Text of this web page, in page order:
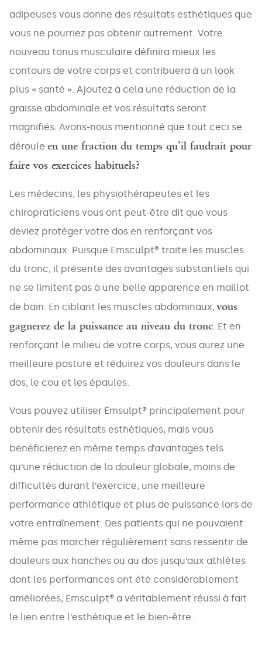
adipeuses vous donne des résultats esthétiques que
vous ne pourriez pas obtenir autrement. Votre
nouveau tonus musculaire définira mieux les
contours de votre corps et contribuera à un look
plus « santé ». Ajoutez à cela une réduction de la
graisse abdominale et vos résultats seront
magnifiés. Avons-nous mentionné que tout ceci se
déroule en une fraction du temps qu’il faudrait pour
faire vos exercices habituels?
Les médecins, les physiothérapeutes et les
chiropraticiens vous ont peut-être dit que vous
deviez protéger votre dos en renforçant vos
abdominaux. Puisque Emsculpt® traite les muscles
du tronc, il présente des avantages substantiels qui
ne se limitent pas à une belle apparence en maillot
de bain. En ciblant les muscles abdominaux,vous
gagnerez de la puissance au niveau du tronc. Et en
renforçant le milieu de votre corps, vous aurez une
meilleure posture et réduirez vos douleurs dans le
dos, le cou et les épaules.
Vous pouvez utiliser Emsulpt® principalement pour
obtenir des résultats esthétiques, mais vous
bénéficierez en même temps d’avantages tels
qu’une réduction de la douleur globale, moins de
difficultés durant l’exercice, une meilleure
performance athlétique et plus de puissance lors de
votre entraînement. Des patients qui ne pouvaient
même pas marcher régulièrement sans ressentir de
douleurs aux hanches ou au dos jusqu’aux athlètes
dont les performances ont été considérablement
améliorées, Emsculpt® a véritablement réussi à fait
le lien entre l’esthétique et le bien-être.
NAME
*
PHONE
Areas
Treatments
MESSAGE